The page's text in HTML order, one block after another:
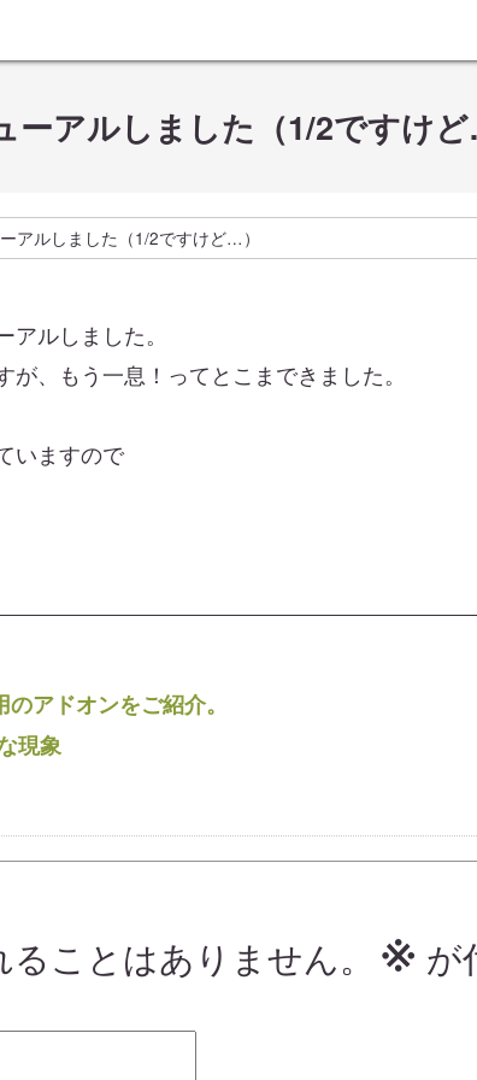
ーアルしました（1/2ですけど
アルしました（1/2ですけど…）
ルしました。
、もう一息！ってとこまできました。
いますので
アドオンをご紹介。
現象
ことはありません。 ※ が